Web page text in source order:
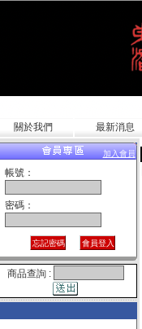
關於我們
最新消息
加入會員
帳號：
密碼：
商品查詢 :